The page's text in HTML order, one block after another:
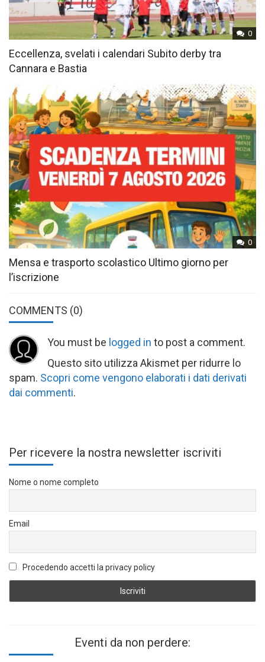
0
Eccellenza, svelati i calendari Subito derby tra
Cannara e Bastia
0
Mensa e trasporto scolastico Ultimo giorno per
l’iscrizione
COMMENTS (0)
You must be logged in to post a comment.
Questo sito utilizza Akismet per ridurre lo
spam. Scopri come vengono elaborati i dati derivati
dai commenti.
Per ricevere la nostra newsletter iscriviti
Nome o nome completo
Email
Procedendo accetti la privacy policy
Eventi da non perdere: